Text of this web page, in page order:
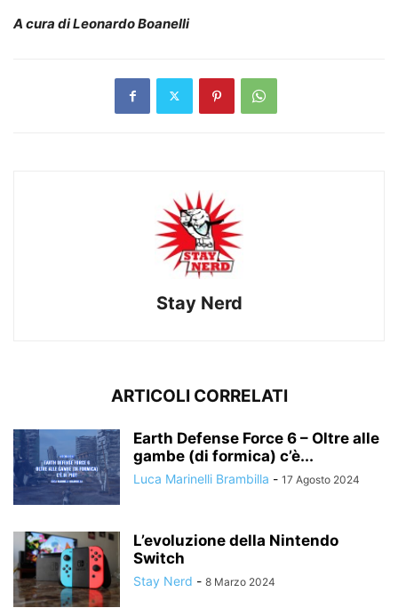
A cura di Leonardo Boanelli
Stay Nerd
ARTICOLI CORRELATI
Earth Defense Force 6 – Oltre alle
gambe (di formica) c’è...
Luca Marinelli Brambilla - 17 Agosto 2024
L’evoluzione della Nintendo
Switch
Stay Nerd - 8 Marzo 2024